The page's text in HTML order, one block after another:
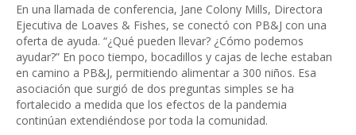
En una llamada de conferencia, Jane Colony Mills, Directora
Ejecutiva de Loaves & Fishes, se conectó con PB&J con una
oferta de ayuda. “¿Qué pueden llevar? ¿Cómo podemos
ayudar?” En poco tiempo, bocadillos y cajas de leche estaban
en camino a PB&J, permitiendo alimentar a 300 niños. Esa
asociación que surgió de dos preguntas simples se ha
fortalecido a medida que los efectos de la pandemia
continúan extendiéndose por toda la comunidad.